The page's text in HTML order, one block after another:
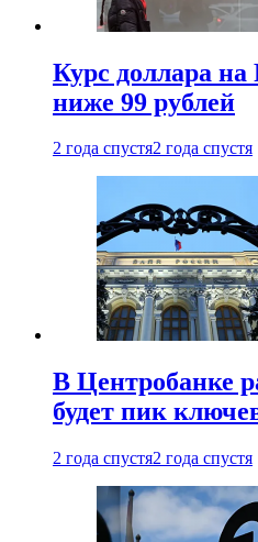
Курс доллара на
ниже 99 рублей
2 года спустя2 года спустя
В Центробанке
будет пик
2 года спустя2 года спустя